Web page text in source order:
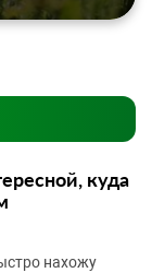
куда
нахожу